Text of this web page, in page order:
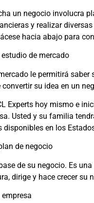
un negocio involucra
y realizar
hacia abajo para
de mercado
le permitirá saber
su idea en un
Experts hoy mismo e
Usted y su familia
disponibles en los
de negocio
de su negocio. Es
dirige y hace crecer su